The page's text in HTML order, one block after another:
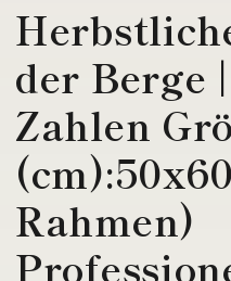
der Berge
Zahlen
Rahmen)